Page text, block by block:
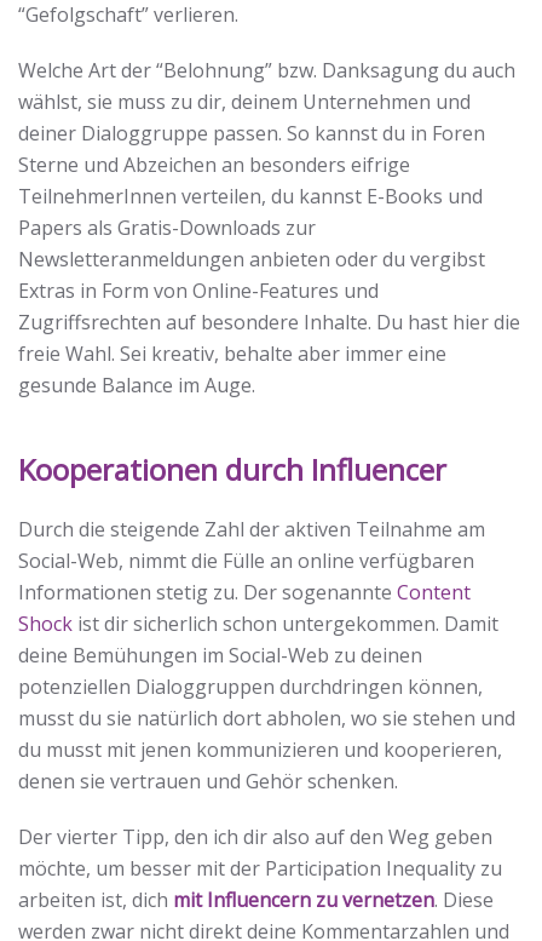
“Gefolgschaft” verlieren.
Welche Art der “Belohnung” bzw. Danksagung du auch
wählst, sie muss zu dir, deinem Unternehmen und
deiner Dialoggruppe passen. So kannst du in Foren
Sterne und Abzeichen an besonders eifrige
TeilnehmerInnen verteilen, du kannst E-Books und
Papers als Gratis-Downloads zur
Newsletteranmeldungen anbieten oder du vergibst
Extras in Form von Online-Features und
Zugriffsrechten auf besondere Inhalte. Du hast hier die
freie Wahl. Sei kreativ, behalte aber immer eine
gesunde Balance im Auge.
Kooperationen durch Influencer
Durch die steigende Zahl der aktiven Teilnahme am
Social-Web, nimmt die Fülle an online verfügbaren
Informationen stetig zu. Der sogenannte Content
Shock ist dir sicherlich schon untergekommen. Damit
deine Bemühungen im Social-Web zu deinen
potenziellen Dialoggruppen durchdringen können,
musst du sie natürlich dort abholen, wo sie stehen und
du musst mit jenen kommunizieren und kooperieren,
denen sie vertrauen und Gehör schenken.
Der vierter Tipp, den ich dir also auf den Weg geben
möchte, um besser mit der Participation Inequality zu
arbeiten ist, dich mit Influencern zu vernetzen. Diese
werden zwar nicht direkt deine Kommentarzahlen und